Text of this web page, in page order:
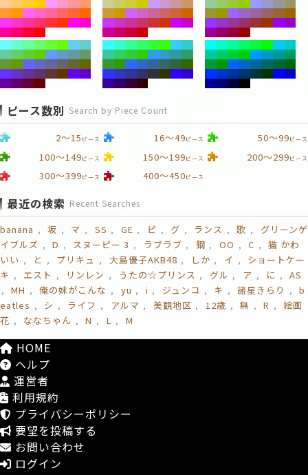
ピース数別 Search by Piece Count
2～15 ピース 16～49ピース 50～99ピース
100～149ピース 150～199ピース 200～299ピース
300～399ピース 400～450ピース
最近の検索 Recent Searches
banana 坂 マ SS GE ピ グ ランス 歌
グリーンゲ
イブルズ
D スヌーピー 3 ラブラブ 鋼 OO C
猫 かわ
いい
と プリキュ 大島優子AKB48 しか イ
ショートケー
キ
エスト リンレン うたの☆プリンス グル ア に
AS
MH
俺の妹がこんな yu i ジュンコ キ 諸星きらり
b
eatles
シ ライフ アルマ 美観地区 12歳 無 R
絵画
花
ななちゃん N L M
HOME
ヘルプ
運営者
利用規約
プライバシーポリシー
要望を投稿する
お問い合わせ
ログイン